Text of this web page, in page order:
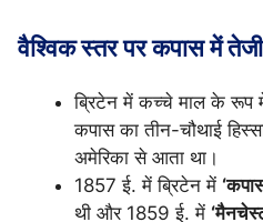
वैश्विक स्तर पर कपास में तेजी
ब्रिटेन में कच्चे माल के रूप
कपास का तीन-चौथाई
अमेरिका से आता था।
1857 ई. में ब्रिटेन में
थी और 1859 ई. में